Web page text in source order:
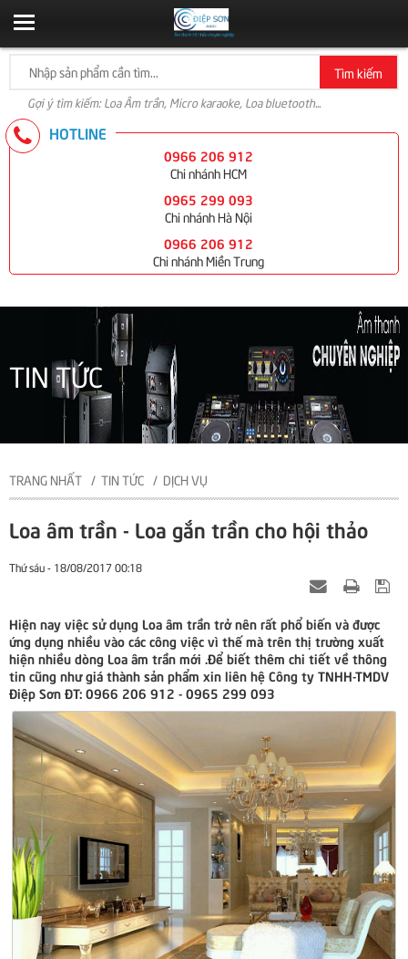
Tìm kiếm
Gợi ý tìm kiếm: Loa Âm trần, Micro karaoke, Loa bluetooth...
HOTLINE
0966 206 912
Chi nhánh HCM
0965 299 093
Chi nhánh Hà Nội
0966 206 912
Chi nhánh Miền Trung
TIN TỨC
TRANG NHẤT TIN TỨC DỊCH VỤ
Loa âm trần - Loa gắn trần cho hội thảo
Thứ sáu - 18/08/2017 00:18
Hiện nay việc sử dụng Loa âm trần trở nên rất phổ biến và được
ứng dụng nhiều vào các công việc vì thế mà trên thị trường xuất
hiện nhiều dòng Loa âm trần mới .Để biết thêm chi tiết về thông
tin cũng như giá thành sản phẩm xin liên hệ Công ty TNHH-TMDV
Điệp Sơn ĐT: 0966 206 912 - 0965 299 093